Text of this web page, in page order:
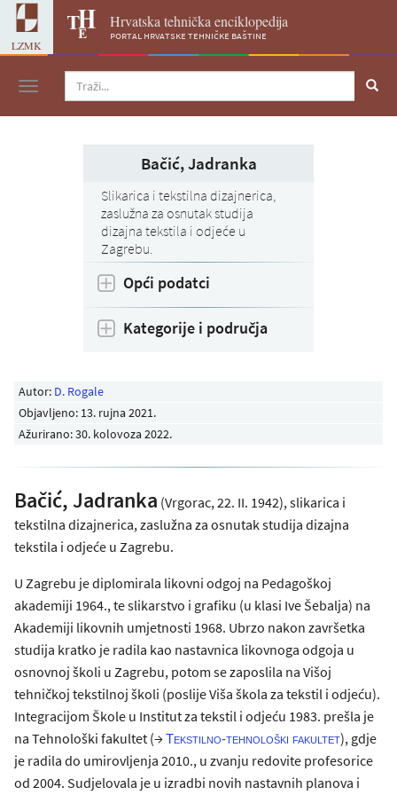
LZMK
Hrvatska tehnička enciklopedija
portal hrvatske tehničke baštine
Navigacija
Autor: D. Rogale
Objavljeno: 13. rujna 2021.
Ažurirano: 30. kolovoza 2022.
Bačić, Jadranka (Vrgorac, 22. II. 1942), slikarica i
tekstilna dizajnerica, zaslužna za osnutak studija dizajna
tekstila i odjeće u Zagrebu.
U Zagrebu je diplomirala likovni odgoj na Pedagoškoj
akademiji 1964., te slikarstvo i grafiku (u klasi Ive Šebalja) na
Akademiji likovnih umjetnosti 1968. Ubrzo nakon završetka
studija kratko je radila kao nastavnica likovnoga odgoja u
osnovnoj školi u Zagrebu, potom se zaposlila na Višoj
tehničkoj tekstilnoj školi (poslije Viša škola za tekstil i odjeću).
Integracijom Škole u Institut za tekstil i odjeću 1983. prešla je
na Tehnološki fakultet (→Tekstilno-tehnološki fakultet), gdje
je radila do umirovljenja 2010., u zvanju redovite profesorice
od 2004. Sudjelovala je u izradbi novih nastavnih planova i
Bačić, Jadranka
Slikarica i tekstilna dizajnerica,
zaslužna za osnutak studija
dizajna tekstila i odjeće u
Zagrebu.
Opći podatci
Kategorije i područja